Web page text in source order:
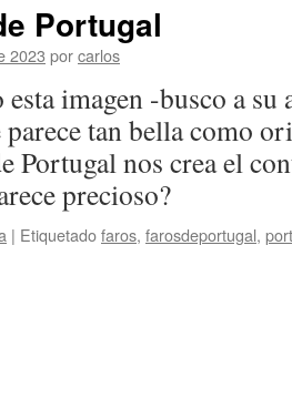
Portugal
2023 porcarlos
imagen -busco a
parece tan bella como
Portugal nos crea el
precioso?
| Etiquetadofaros, farosdeportugal,